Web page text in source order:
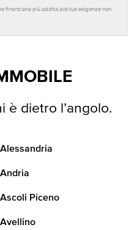
finanziaria più adatta alle tue esigenze non
è dietro l’angolo.
Alessandria
Andria
Ascoli Piceno
Avellino